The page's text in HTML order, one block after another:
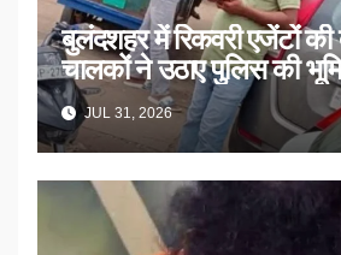
बुलंदशहर में रिकवरी एजेंटों की दबंगई, वाहन
चालकों ने उठाए पुलिस की
JUL 31, 2026